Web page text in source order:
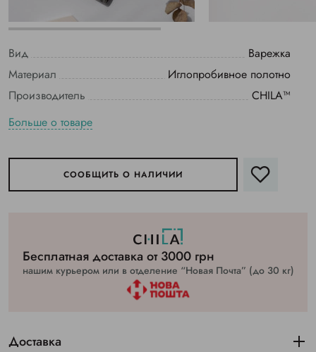
Вид
Варежка
Материал
Иглопробивное полотно
Производитель
CHILA™
Больше о товаре
СООБЩИТЬ О НАЛИЧИИ
Бесплатная доставка от 3000 грн
нашим курьером или в отделение “Новая Почта” (до 30 кг)
Доставка